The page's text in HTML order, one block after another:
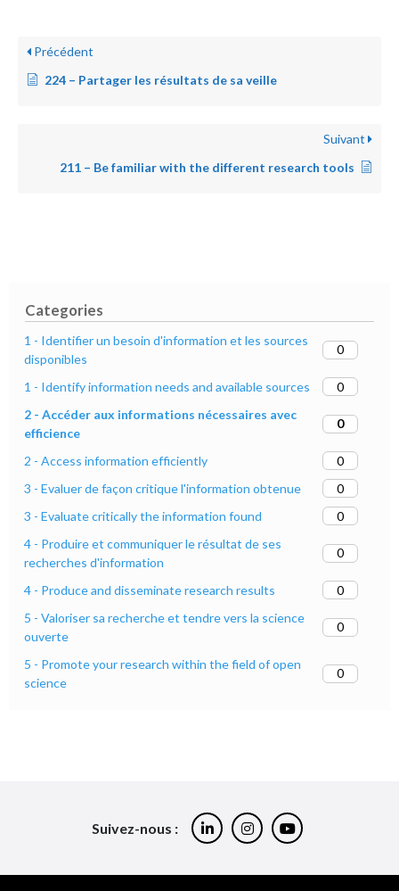
Categories
1 - Identifier un besoin d'information et les sources
disponibles
0
1 - Identify information needs and available sources
0
2 - Accéder aux informations nécessaires avec
efficience
0
2 - Access information efficiently
0
3 - Evaluer de façon critique l'information obtenue
0
3 - Evaluate critically the information found
0
4 - Produire et communiquer le résultat de ses
recherches d'information
0
4 - Produce and disseminate research results
0
5 - Valoriser sa recherche et tendre vers la science
ouverte
0
5 - Promote your research within the field of open
science
0
Précédent
224 – Partager les résultats de sa veille
Suivant
211 – Be familiar with the different research tools
Suivez-nous :